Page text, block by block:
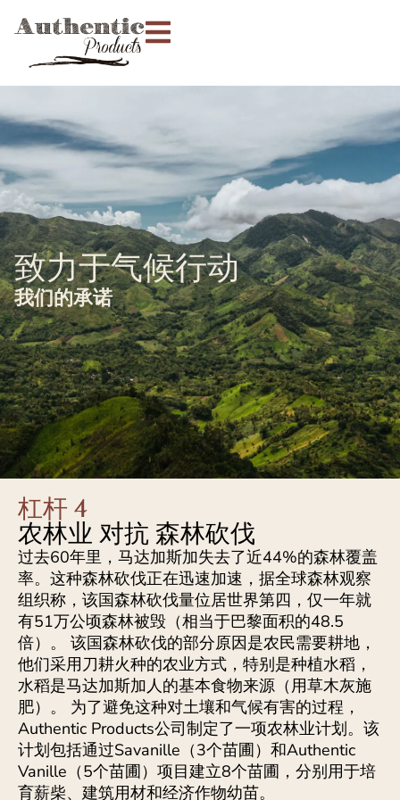
致力于气候行动
我们的承诺
杠杆 4
农林业 对抗 森林砍伐
过去60年里，马达加斯加失去了近44%的森林覆盖
率。这种森林砍伐正在迅速加速，据全球森林观察
组织称，该国森林砍伐量位居世界第四，仅一年就
有51万公顷森林被毁（相当于巴黎面积的48.5
倍）。 该国森林砍伐的部分原因是农民需要耕地，
他们采用刀耕火种的农业方式，特别是种植水稻，
水稻是马达加斯加人的基本食物来源（用草木灰施
肥）。 为了避免这种对土壤和气候有害的过程，
Authentic Products公司制定了一项农林业计划。该
计划包括通过Savanille（3个苗圃）和Authentic
Vanille（5个苗圃）项目建立8个苗圃，分别用于培
育薪柴、建筑用材和经济作物幼苗。